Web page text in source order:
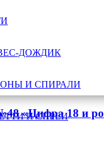
ДОЖДИК
И СПИРАЛИ
И СПРЕИ
«Цифра 18 и